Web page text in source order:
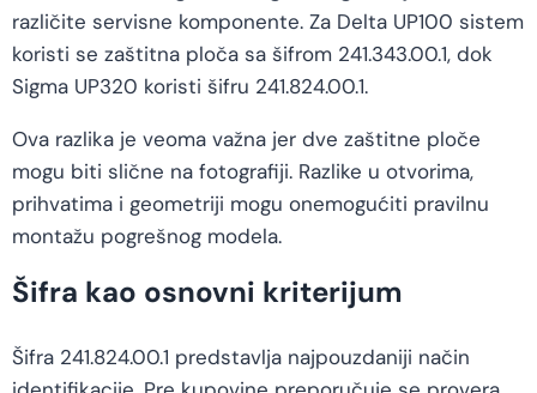
različite servisne komponente. Za Delta UP100 sistem
koristi se zaštitna ploča sa šifrom 241.343.00.1, dok
Sigma UP320 koristi šifru 241.824.00.1.
Ova razlika je veoma važna jer dve zaštitne ploče
mogu biti slične na fotografiji. Razlike u otvorima,
prihvatima i geometriji mogu onemogućiti pravilnu
montažu pogrešnog modela.
Šifra kao osnovni kriterijum
Šifra 241.824.00.1 predstavlja najpouzdaniji način